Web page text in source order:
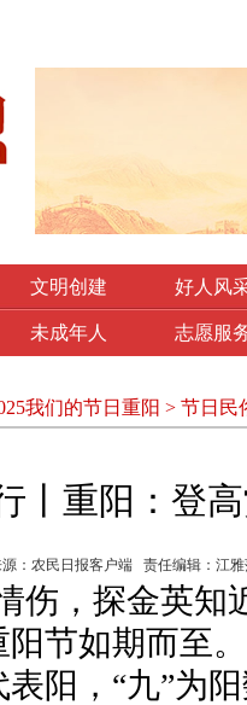
文明创建 好人风
未成年人 志愿服
我们的节日重阳 > 节日民
丨重阳：登
源：农民日报客户端 责任编辑：江
伤，探金英知
节如期而至
阳，“九”为